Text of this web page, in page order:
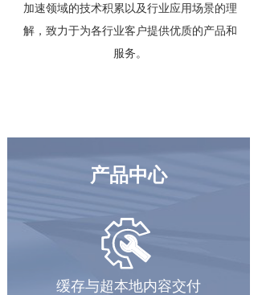
缓存与超本地内容交付
产品中心
加速领域的技术积累以及行业应用场景的理
解，致力于为各行业客户提供优质的产品和
服务。